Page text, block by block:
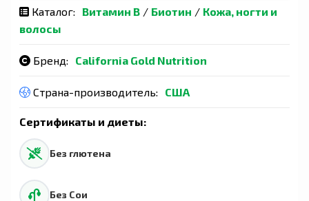
Каталог: Витамин B / Биотин / Кожа, ногти и
волосы
Бренд: California Gold Nutrition
Страна-производитель: США
Сертификаты и диеты:
Без глютена
Без Сои